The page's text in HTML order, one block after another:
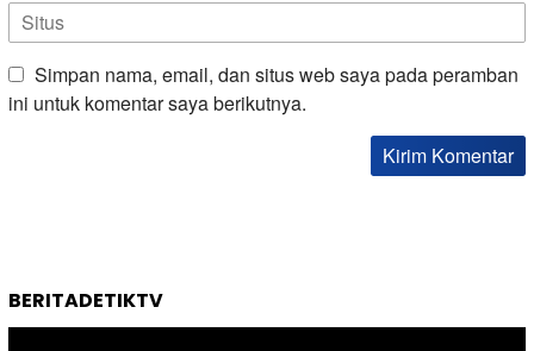
Simpan nama, email, dan situs web saya pada peramban
ini untuk komentar saya berikutnya.
BERITADETIKTV